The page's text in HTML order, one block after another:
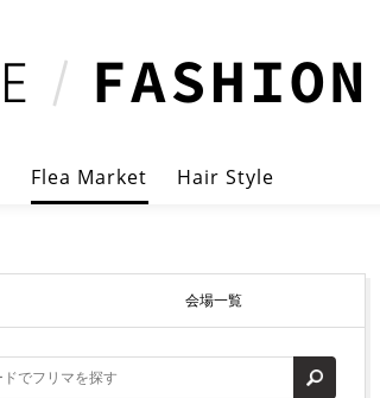
Flea Market Hair Style
会場一覧